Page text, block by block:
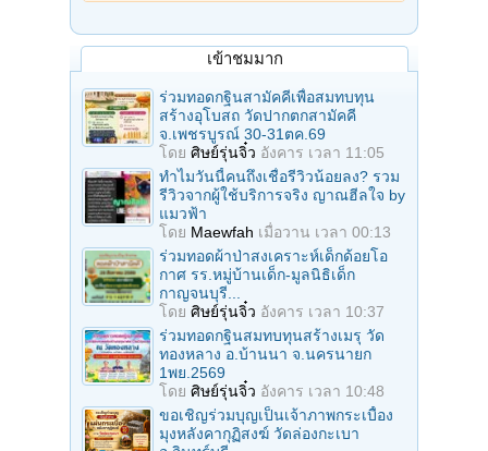
เข้าชมมาก
ร่วมทอดกฐินสามัคคีเพื่อสมทบทุน
สร้างอุโบสถ วัดปากตกสามัคคี
จ.เพชรบูรณ์ 30-31ตค.69
โดย ศิษย์รุ่นจิ๋ว อังคาร เวลา 11:05
ทำไมวันนี้คนถึงเชื่อรีวิวน้อยลง? รวม
รีวิวจากผู้ใช้บริการจริง ญาณฮีลใจ by
แมวฟ้า
โดย Maewfah เมื่อวาน เวลา 00:13
ร่วมทอดผ้าป่าสงเคราะห์เด็กด้อยโอ
กาศ รร.หมู่บ้านเด็ก-มูลนิธิเด็ก
กาญจนบุรี...
โดย ศิษย์รุ่นจิ๋ว อังคาร เวลา 10:37
ร่วมทอดกฐินสมทบทุนสร้างเมรุ วัด
ทองหลาง อ.บ้านนา จ.นครนายก
1พย.2569
โดย ศิษย์รุ่นจิ๋ว อังคาร เวลา 10:48
ขอเชิญร่วมบุญเป็นเจ้าภาพกระเบื้อง
มุงหลังคากุฏิสงฆ์ วัดล่องกะเบา